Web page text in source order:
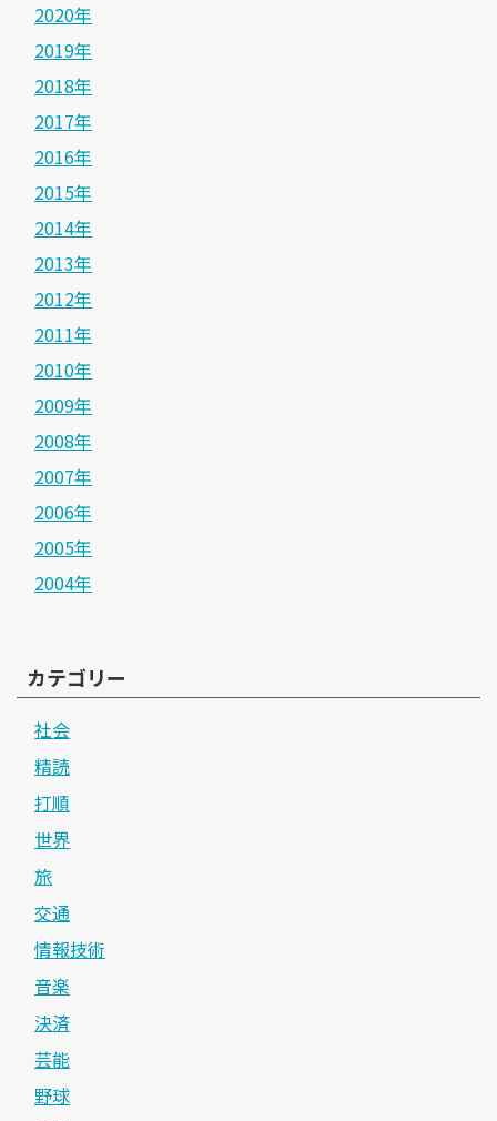
2020年
2019年
2018年
2017年
2016年
2015年
2014年
2013年
2012年
2011年
2010年
2009年
2008年
2007年
2006年
2005年
2004年
カテゴリー
社会
精読
打順
世界
旅
交通
情報技術
音楽
決済
芸能
野球